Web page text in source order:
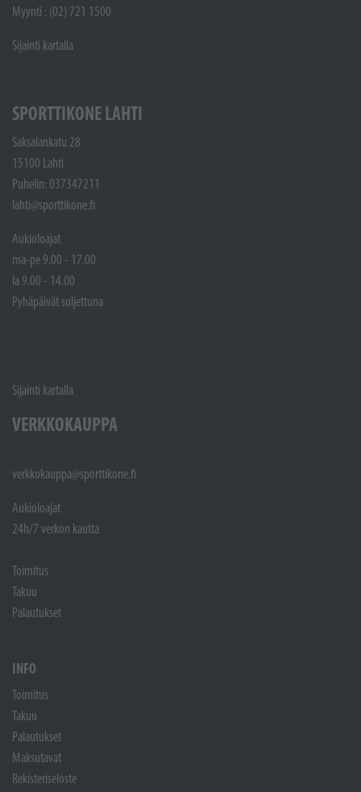
Myynti : (02) 721 1500
Sijainti kartalla
SPORTTIKONE LAHTI
Saksalankatu 28
15100 Lahti
Puhelin: 037347211
lahti@sporttikone.fi
Aukioloajat
ma-pe 9.00 - 17.00
la 9.00 - 14.00
Pyhäpäivät suljettuna
Sijainti kartalla
VERKKOKAUPPA
verkkokauppa@sporttikone.fi
Aukioloajat
24h/7 verkon kautta
Toimitus
Takuu
Palautukset
INFO
Toimitus
Takuu
Palautukset
Maksutavat
Rekisteriseloste